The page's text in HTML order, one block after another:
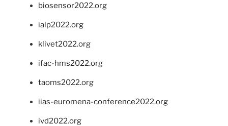
biosensor2022.org
ialp2022.org
klivet2022.org
ifac-hms2022.org
taoms2022.org
iias-euromena-conference2022.org
ivd2022.org